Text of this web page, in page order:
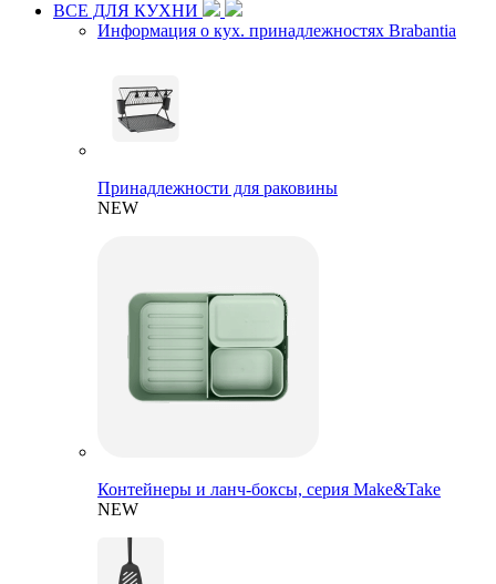
ВСЕ ДЛЯ КУХНИ
Информация о кух. принадлежностях Brabantia
Принадлежности для раковины
NEW
Контейнеры и ланч-боксы, серия Make&Take
NEW